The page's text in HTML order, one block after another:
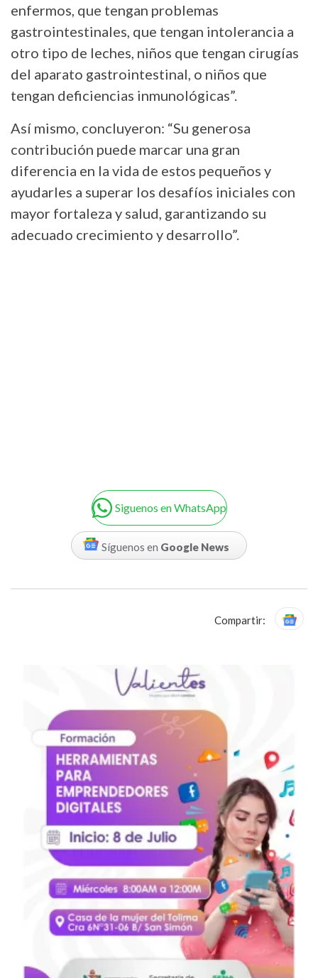
enfermos, que tengan problemas
gastrointestinales, que tengan intolerancia a
otro tipo de leches, niños que tengan cirugías
del aparato gastrointestinal, o niños que
tengan deficiencias inmunológicas”.
Así mismo, concluyeron: “Su generosa
contribución puede marcar una gran
diferencia en la vida de estos pequeños y
ayudarles a superar los desafíos iniciales con
mayor fortaleza y salud, garantizando su
adecuado crecimiento y desarrollo”.
Siguenos en WhatsApp
Síguenos en Google News
Compartir: